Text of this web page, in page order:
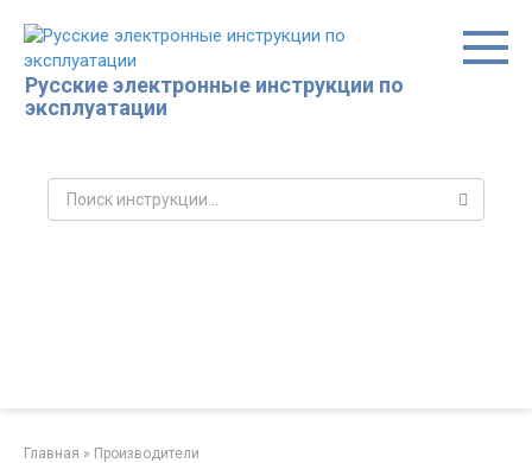
контенту
Русские электронные инструкции по
эксплуатации
Поиск:
Главная » Производители